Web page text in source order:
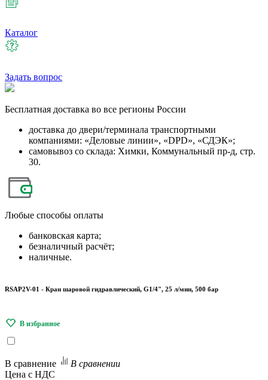
Каталог
Задать вопрос
Бесплатная доставка во все регионы России
доставка до двери/терминала транспортными
компаниями: «Деловые линии», «DPD», «СДЭК»;
самовывоз со склада: Химки, Коммунальный пр-д, стр.
30.
Любые способы оплаты
банковская карта;
безналичный расчёт;
наличные.
RSAP2V-01 - Кран шаровой гидравлический, G1/4", 25 л/мин, 500 бар
В сравнение
В сравнении
Цена с НДС